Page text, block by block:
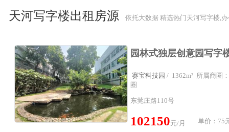
天河写字楼出租房源 依托大数据 精选热门天河写字楼,
赛宝科技园 / 1362m² 所属商圈
圈
东莞庄路110号
102150元/月 单价：75